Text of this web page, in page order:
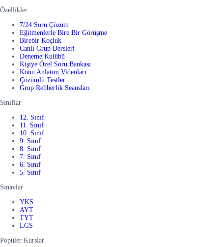
Özellikler
7/24 Soru Çözüm
Eğitmenlerle Bire Bir Görüşme
Birebir Koçluk
Canlı Grup Dersleri
Deneme Kulübü
Kişiye Özel Soru Bankası
Konu Anlatım Videoları
Çözümlü Testler
Grup Rehberlik Seansları
Sınıflar
12. Sınıf
11. Sınıf
10. Sınıf
9. Sınıf
8. Sınıf
7. Sınıf
6. Sınıf
5. Sınıf
Sınavlar
YKS
AYT
TYT
LGS
Popüler Kurslar